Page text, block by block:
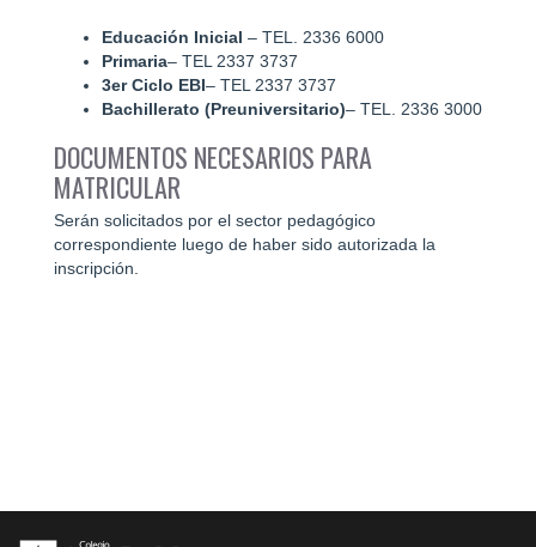
Educación Inicial – TEL. 2336 6000
Primaria– TEL 2337 3737
3er Ciclo EBI– TEL 2337 3737
Bachillerato (Preuniversitario)– TEL. 2336 3000
DOCUMENTOS NECESARIOS PARA
MATRICULAR
Serán solicitados por el sector pedagógico
correspondiente luego de haber sido autorizada la
inscripción.